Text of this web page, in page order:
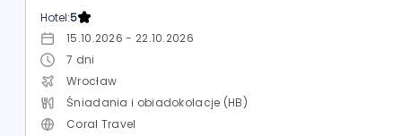
Hotel:5
15.10.2026 - 22.10.2026
7 dni
Wrocław
Śniadania i obiadokolacje (HB)
Coral Travel